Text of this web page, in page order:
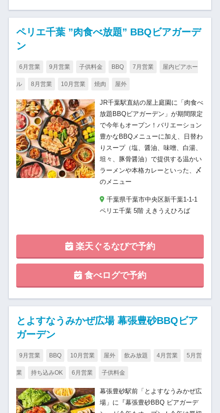
ペリエ千葉 ”肉食べ放題” BBQビアガーデ
ン
6月営業 9月営業 子供料金 BBQ 7月営業 屋内ビアホー
ル 8月営業 10月営業 焼肉 屋外
JR千葉駅直結の屋上庭園に「肉食べ
放題BBQビアガーデン」が期間限定
で今年もオープン！バリエーション
豊かなBBQメニューに加え、日替わ
りスープ（塩、醤油、味噌、白湯、
坦々、豚骨醤油）で提供する温かい
ラーメンや本格カレーといった、〆
のメニュー
千葉県千葉市中央区新千葉1-1-1
ペリエ千葉 5階 えきうえひろば
楽天ぐるなびで予約
食べログで予約
とよすなうみかぜ広場 幕張豊砂BBQビア
ガーデン
9月営業 BBQ 10月営業 屋外 飲み放題 4月営業 5月営
業 持ち込みOK 6月営業 子供料金
幕張豊砂駅前「とよすなうみかぜ広
場」に『幕張豊砂BBQ ビアガーデ